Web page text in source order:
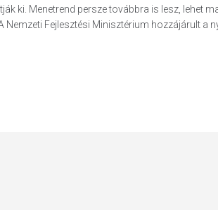
ki. Menetrend persze továbbra is lesz, lehet
Fejlesztési Minisztérium hozzájárult a